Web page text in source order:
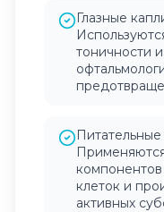
Глазные
тоничности
клеток и
активных